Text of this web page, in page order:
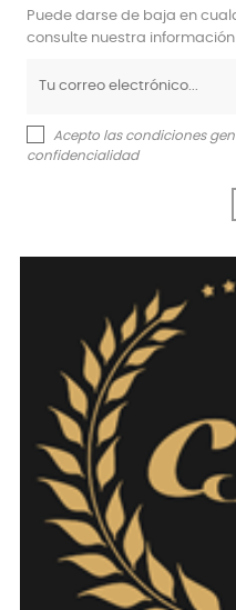
Puede darse de baja en
consulte nuestra
Acepto las condiciones
confidencialidad